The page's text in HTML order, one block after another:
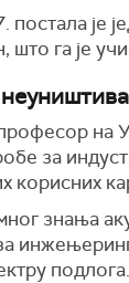
је
што га је
на
за
корисних
знања